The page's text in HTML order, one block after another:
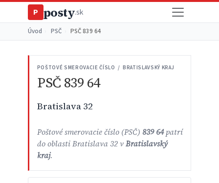
P posty.sk
Úvod PSČ PSČ 839 64
POŠTOVÉ SMEROVACIE ČÍSLO / BRATISLAVSKÝ KRAJ
PSČ 839 64
Bratislava 32
Poštové smerovacie číslo (PSČ) 839 64patrí
do oblasti Bratislava 32 vBratislavský
kraj.